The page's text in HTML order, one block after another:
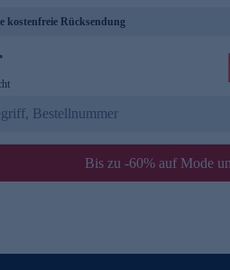
kostenfreie Rücksendung
Bis zu -60% auf Mode